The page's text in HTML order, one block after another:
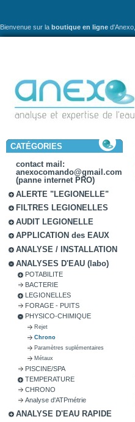
Bienvenue sur la boutique en ligne d'Anexo,
CATÉGORIES
contact mail:
anexocomando@gmail.com
(panne internet PRO)
ALERTE "LEGIONELLE"
FILTRES LEGIONELLES
AUDIT LEGIONELLE
APPLICATION des EAUX
ANALYSE / INSTALLATION
ANALYSES D'EAU (labo)
POTABILITE
BACTERIE
LEGIONELLES
FORAGE - PUITS
PHYSICO-CHIMIQUE
Rejet
Chrono
Paramètres suplémentaires
Métaux
PISCINE/SPA
TEMPERATURE
CHRONO
Analyse d'ATPmétrie
ANALYSE D'EAU RAPIDE